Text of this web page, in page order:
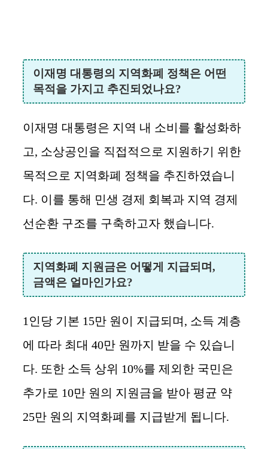
이재명 대통령의 지역화폐 정책은 어떤
목적을 가지고 추진되었나요?
이재명 대통령은 지역 내 소비를 활성화하
고, 소상공인을 직접적으로 지원하기 위한
목적으로 지역화폐 정책을 추진하였습니
다. 이를 통해 민생 경제 회복과 지역 경제
선순환 구조를 구축하고자 했습니다.
지역화폐 지원금은 어떻게 지급되며,
금액은 얼마인가요?
1인당 기본 15만 원이 지급되며, 소득 계층
에 따라 최대 40만 원까지 받을 수 있습니
다. 또한 소득 상위 10%를 제외한 국민은
추가로 10만 원의 지원금을 받아 평균 약
25만 원의 지역화폐를 지급받게 됩니다.